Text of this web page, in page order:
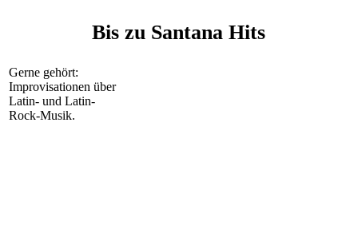
Bis zu Santana Hits
Gerne gehört:
Improvisationen über
Latin- und Latin-
Rock-Musik.